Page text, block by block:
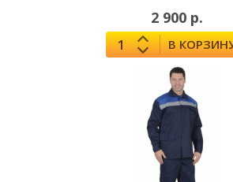
2 900 р.
В